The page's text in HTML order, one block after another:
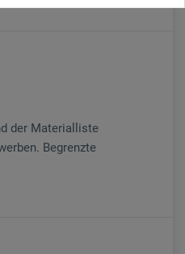
der Materialliste
Begrenzte